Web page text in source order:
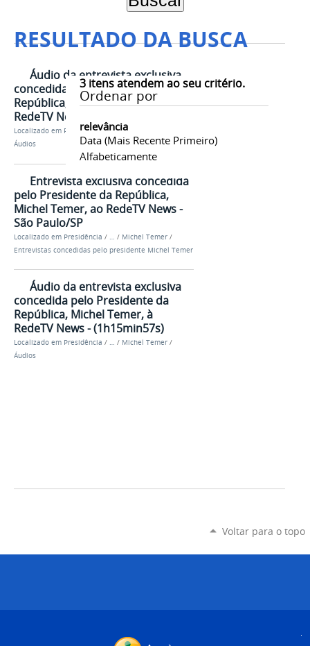
RESULTADO DA BUSCA
3itens atendem ao seu critério.
Ordenar por
relevância
Data (mais Recente Primeiro)
Alfabeticamente
Áudio da entrevista exclusiva
concedida pelo Presidente da
República, Michel Temer, à
RedeTV News - (37min31s)
Localizado em Presidência /…/Michel Temer
Áudios
Entrevista exclusiva concedida
pelo Presidente da República,
Michel Temer, ao RedeTV News -
São Paulo/SP
Localizado em Presidência / / Michel Temer /
Entrevistas concedidas pelo presidente Michel Temer
Áudio da entrevista exclusiva
concedida pelo Presidente da
República, Michel Temer, à
RedeTV News - (1h15min57s)
Localizado em Presidência / … / Michel Temer /
Áudios
Voltar para o topo